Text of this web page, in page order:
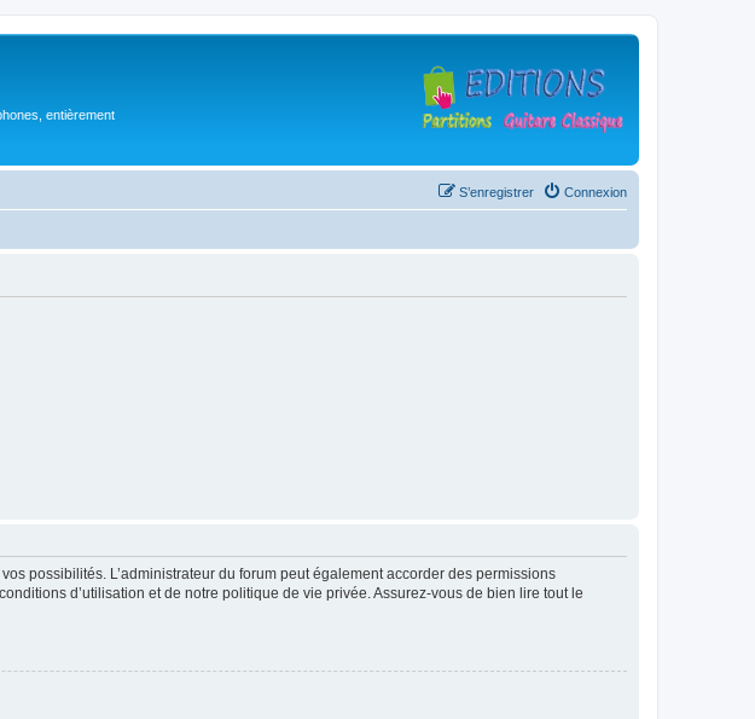
entièrement
Connexion
S’enregistrer
possibilités. L’administrateur du forum peut également accorder des permissions
d’utilisation et de notre politique de vie privée. Assurez-vous de bien lire tout le